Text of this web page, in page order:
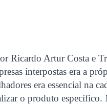
Ricardo Artur Costa e
interpostas era a
era essencial na
o produto específico.